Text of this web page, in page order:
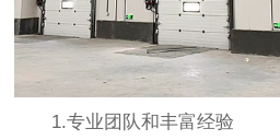
1.专业团队和丰富经验